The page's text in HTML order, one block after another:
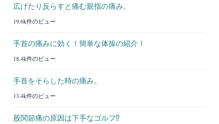
広げたり反らすと痛む親指の痛み。
19.6k件のビュー
手首の痛みに効く！簡単な体操の紹介！
18.4k件のビュー
手首をそらした時の痛み。
13.4k件のビュー
股関節痛の原因は下手なゴルフ⁉︎